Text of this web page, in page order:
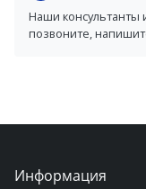
Наши консультанты
позвоните,
Информация